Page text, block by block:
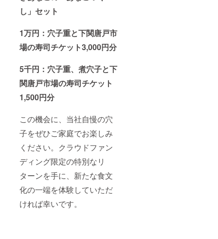
し」セット
1万円：穴子重と下関唐戸市
場の寿司チケット3,000円分
5千円：穴子重、煮穴子と下
関唐戸市場の寿司チケット
1,500円分
この機会に、当社自慢の穴
子をぜひご家庭でお楽しみ
ください。クラウドファン
ディング限定の特別なリ
ターンを手に、新たな食文
化の一端を体験していただ
ければ幸いです。